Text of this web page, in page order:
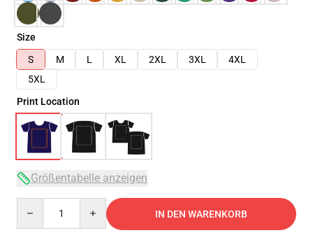
Size
S
M L XL 2XL 3XL
4XL
5XL
Print Location
Größentabelle anzeigen
IN DEN WARENKORB